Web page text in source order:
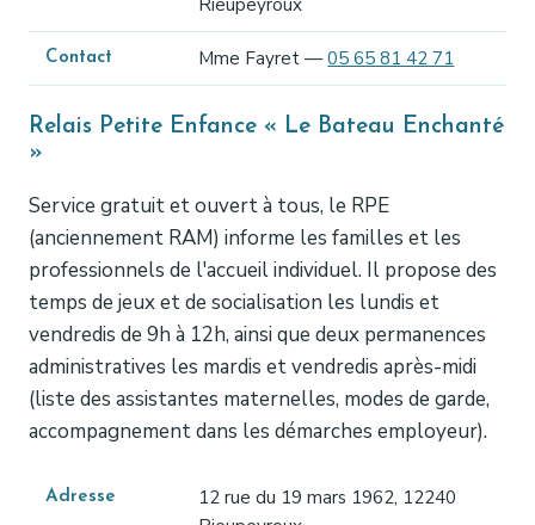
Rieupeyroux
Contact Mme Fayret —05 65 81 42 71
Relais Petite Enfance « Le Bateau Enchanté
»
Service gratuit et ouvert à tous, le RPE
(anciennement RAM) informe les familles et les
professionnels de l'accueil individuel. Il propose des
temps de jeux et de socialisation les lundis et
vendredis de 9h à 12h, ainsi que deux permanences
administratives les mardis et vendredis après-midi
(liste des assistantes maternelles, modes de garde,
accompagnement dans les démarches employeur).
Adresse
12 rue du 19 mars 1962, 12240